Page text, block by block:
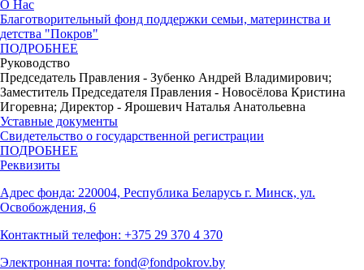
О Нас
Благотворительный фонд поддержки семьи, материнства и
детства "Покров"
ПОДРОБНЕЕ
Руководство
Председатель Правления - Зубенко Андрей Владимирович;
Заместитель Председателя Правления - Новосёлова Кристина
Игоревна; Директор - Ярошевич Наталья Анатольевна
Уставные документы
Свидетельство о государственной регистрации
ПОДРОБНЕЕ
Реквизиты
Адрес фонда: 220004, Республика Беларусь г. Минск, ул.
Освобождения, 6
Контактный телефон: +375 29 370 4 370
Электронная почта: fond@fondpokrov.by